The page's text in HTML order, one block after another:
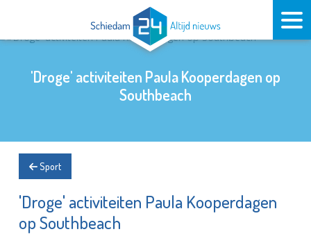
'Droge' activiteiten Paula Kooperdagen op
Southbeach
Sport
'Droge' activiteiten Paula Kooperdagen
op Southbeach